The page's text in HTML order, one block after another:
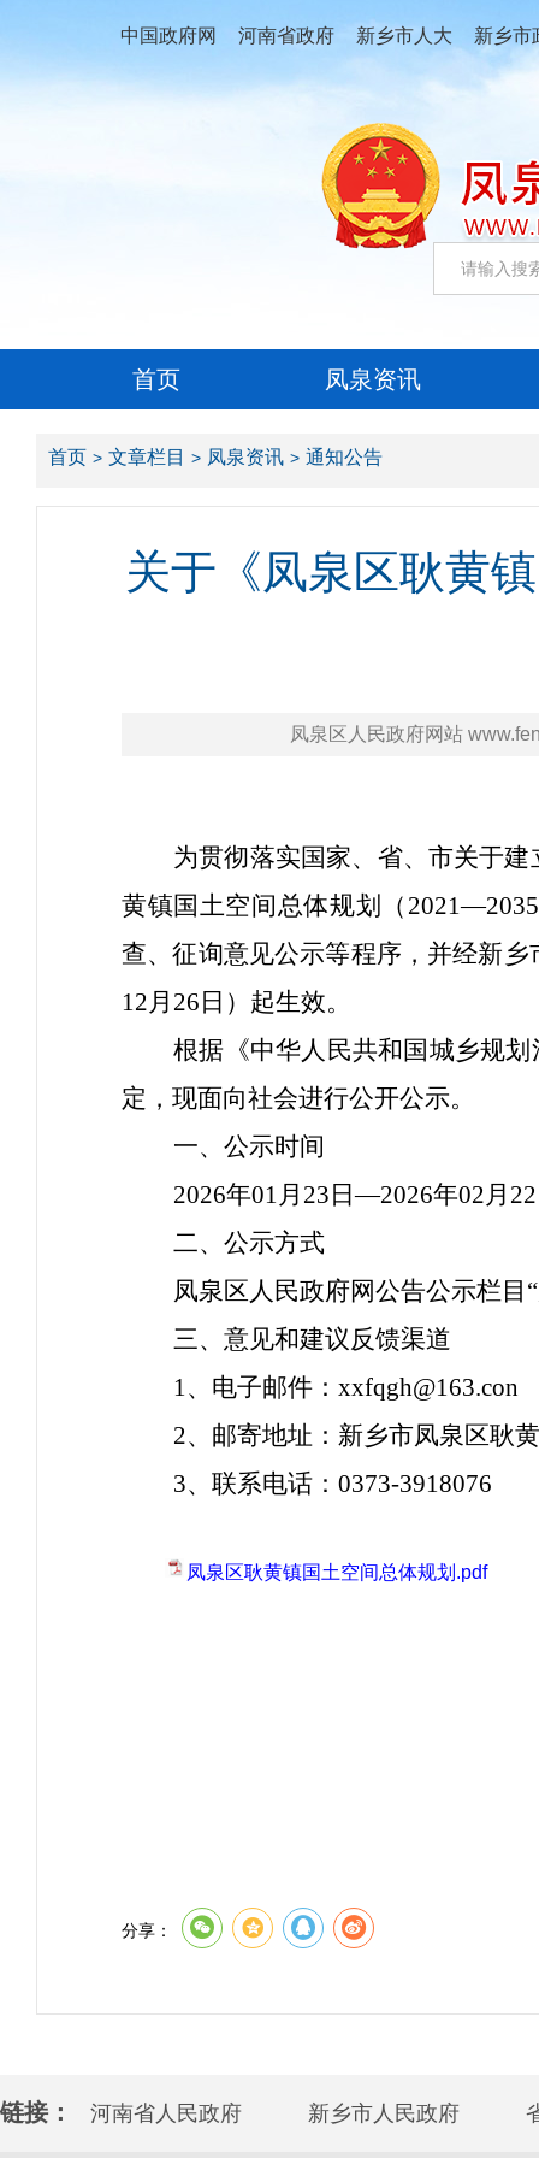
中国政府网 河南省政府 新乡市人大 新乡市
首页 凤泉资讯
首页 文章栏目 凤泉资讯 通知公告
关于《凤泉区耿黄
凤泉区人民政府网站
为贯彻落实国家、省、市关于
黄镇国土空间总体规划（
查、征询意见公示等程序，并经新
12月26日）起生效。
根据《中华人民共和国城乡规划
定，现面向社会进行公开公示。
一、公示时间
2026年01月 23 日—2026年02月 22
二、公示方式
凤泉区人民政府网公告公示栏目
三、意见和建议反馈渠道
1、电子邮件： xxfqgh@163.con
2、邮寄地址：新乡市凤泉区耿
3、联系电话： 0373-3918076
凤泉区耿黄镇国土空间总体规划.pdf
分享：
链接： 河南省人民政府 新乡市人民政府